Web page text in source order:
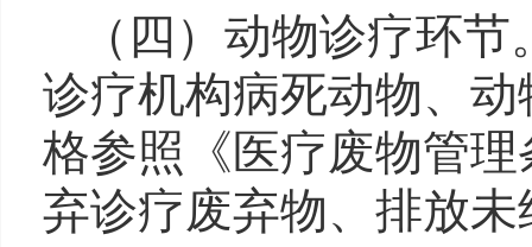
（四）动物诊疗环节
诊疗机构病死动物、
格参照《医疗废物管
弃诊疗废弃物、排放